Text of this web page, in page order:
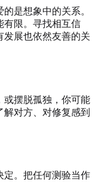
是想象中的关系。
有限。寻找相互信
发展也依然友善的关
或摆脱孤独，你可能
对方、对修复感到
定。把任何测验当作